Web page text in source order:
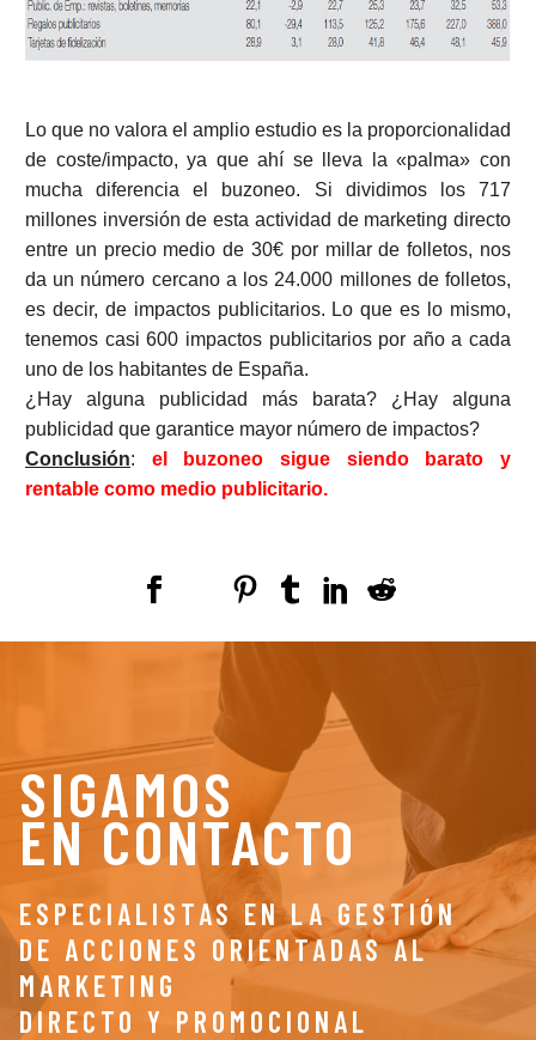
Lo que no valora el amplio estudio es la proporcionalidad
de coste/impacto, ya que ahí se lleva la «palma» con
mucha diferencia el buzoneo. Si dividimos los 717
millones inversión de esta actividad de marketing directo
entre un precio medio de 30€ por millar de folletos, nos
da un número cercano a los 24.000 millones de folletos,
es decir, de impactos publicitarios. Lo que es lo mismo,
tenemos casi 600 impactos publicitarios por año a cada
uno de los habitantes de España.
¿Hay alguna publicidad más barata? ¿Hay alguna
publicidad que garantice mayor número de impactos?
Conclusión: el buzoneo sigue siendo barato y
rentable como medio publicitario.
SIGAMOS
EN CONTACTO
ESPECIALISTAS EN LA GESTIÓN
DE ACCIONES ORIENTADAS AL
MARKETING
DIRECTO Y PROMOCIONAL